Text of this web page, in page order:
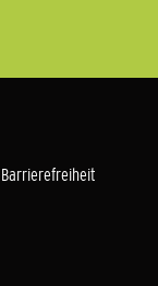
Barrierefreiheit